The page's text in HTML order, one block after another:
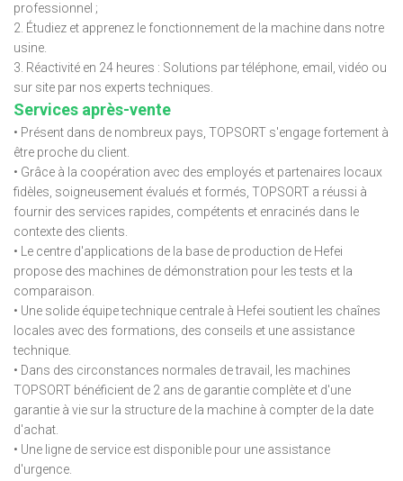
professionnel ;
2. Étudiez et apprenez le fonctionnement de la machine dans notre
usine.
3. Réactivité en 24 heures : Solutions par téléphone, email, vidéo ou
sur site par nos experts techniques.
Services après-vente
• Présent dans de nombreux pays, TOPSORT s'engage fortement à
être proche du client.
• Grâce à la coopération avec des employés et partenaires locaux
fidèles, soigneusement évalués et formés, TOPSORT a réussi à
fournir des services rapides, compétents et enracinés dans le
contexte des clients.
• Le centre d'applications de la base de production de Hefei
propose des machines de démonstration pour les tests et la
comparaison.
• Une solide équipe technique centrale à Hefei soutient les chaînes
locales avec des formations, des conseils et une assistance
technique.
• Dans des circonstances normales de travail, les machines
TOPSORT bénéficient de 2 ans de garantie complète et d'une
garantie à vie sur la structure de la machine à compter de la date
d'achat.
• Une ligne de service est disponible pour une assistance
d'urgence.